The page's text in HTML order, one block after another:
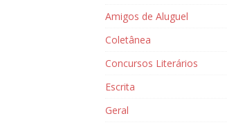
Amigos de Aluguel
Coletânea
Concursos Literários
Escrita
Geral